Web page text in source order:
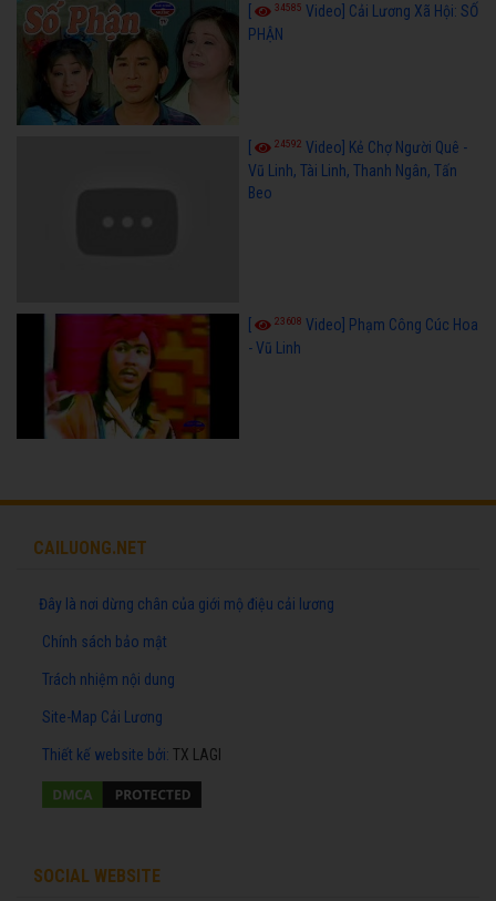
34585 Video] Cải Lương Xã Hội: SỐ
PHẬN
24592 Video] Kẻ Chợ Người Quê -
Vũ Linh, Tài Linh, Thanh Ngân, Tấn
Beo
23608 Video] Phạm Công Cúc Hoa
- Vũ Linh
CAILUONG.NET
Đây là nơi dừng chân của giới mộ điệu cải lương
Chính sách bảo mật
Trách nhiệm nội dung
Site-Map Cải Lương
Thiết kế website bởi: TX LAGI
SOCIAL WEBSITE